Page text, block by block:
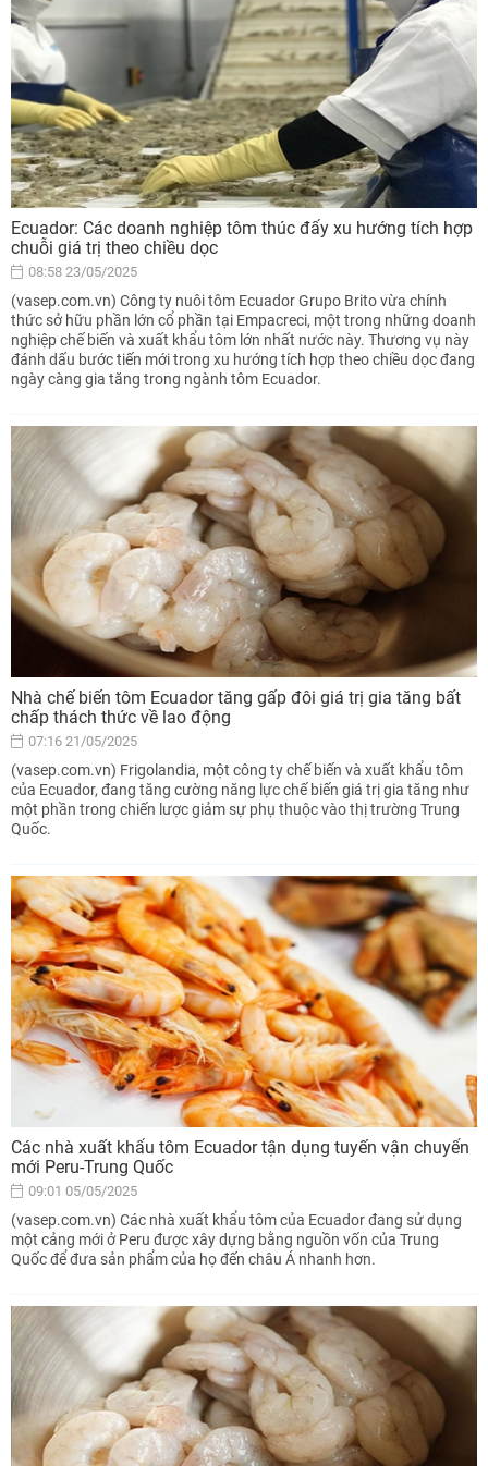
Ecuador: Các doanh nghiệp tôm thúc đẩy xu hướng tích hợp
chuỗi giá trị theo chiều dọc
08:58 23/05/2025
(vasep.com.vn) Công ty nuôi tôm Ecuador Grupo Brito vừa chính
thức sở hữu phần lớn cổ phần tại Empacreci, một trong những doanh
nghiệp chế biến và xuất khẩu tôm lớn nhất nước này. Thương vụ này
đánh dấu bước tiến mới trong xu hướng tích hợp theo chiều dọc đang
ngày càng gia tăng trong ngành tôm Ecuador.
Nhà chế biến tôm Ecuador tăng gấp đôi giá trị gia tăng bất
chấp thách thức về lao động
07:16 21/05/2025
(vasep.com.vn) Frigolandia, một công ty chế biến và xuất khẩu tôm
của Ecuador, đang tăng cường năng lực chế biến giá trị gia tăng như
một phần trong chiến lược giảm sự phụ thuộc vào thị trường Trung
Quốc.
Các nhà xuất khẩu tôm Ecuador tận dụng tuyến vận chuyển
mới Peru-Trung Quốc
09:01 05/05/2025
(vasep.com.vn) Các nhà xuất khẩu tôm của Ecuador đang sử dụng
một cảng mới ở Peru được xây dựng bằng nguồn vốn của Trung
Quốc để đưa sản phẩm của họ đến châu Á nhanh hơn.